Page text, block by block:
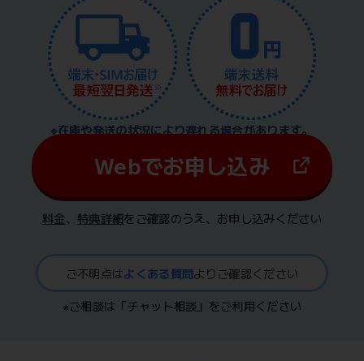
※在庫や発送の状況により遅れる場合があります。
Webでお申し込み
料金、 特典詳細をご確認のうえ、お申し込みください
ご不明点はよくある質問よりご確認ください
※ご相談は「チャット相談」をご利用ください